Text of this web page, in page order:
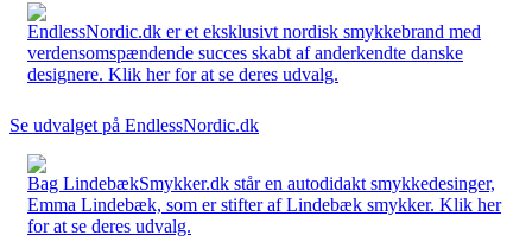
EndlessNordic.dk er et eksklusivt nordisk smykkebrand med
verdensomspændende succes skabt af anderkendte danske
designere. Klik her for at se deres udvalg.
Se udvalget på EndlessNordic.dk
Bag LindebækSmykker.dk står en autodidakt smykkedesinger,
Emma Lindebæk, som er stifter af Lindebæk smykker. Klik her
for at se deres udvalg.